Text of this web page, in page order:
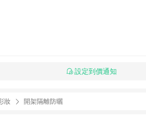
設定到價通知
妝 開架隔離防曬